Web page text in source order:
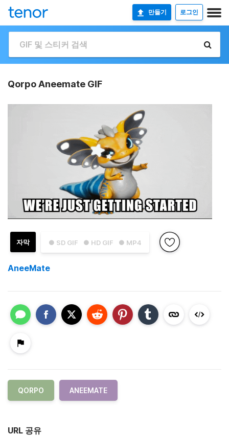
만들기 로그인
Qorpo Aneemate GIF
● SD GIF ● HD GIF ● MP4
자막
AneeMate
QORPO ANEEMATE
URL 공유